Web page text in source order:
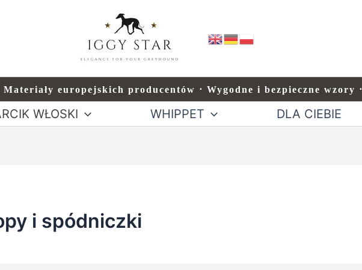
europejskich producentów ⋅ Wygodne i bezpieczne wzory ⋅
WŁOSKI WHIPPET DLA CIEBIE
i spódniczki